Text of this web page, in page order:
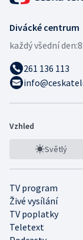
Divácké centrum
každý všední den:
261 136 113
Vzhled
Světlý
TV program
Živé vysílání
TV poplatky
Teletext